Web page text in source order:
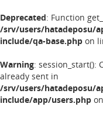
Deprecated: Function
/srv/users/hatadeposu/
include/qa-base.php on
Warning: session_start():
already sent in
/srv/users/hatadeposu/
include/app/users.php